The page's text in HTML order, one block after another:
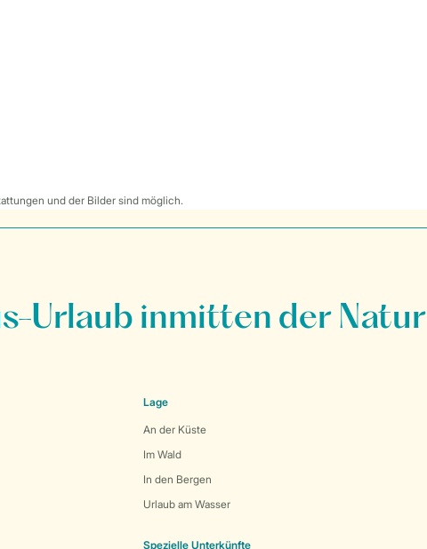
und der Bilder sind möglich.
Urlaub inmitten der Natur
Lage
An der Küste
Im Wald
In den Bergen
Urlaub am Wasser
Spezielle Unterkünfte